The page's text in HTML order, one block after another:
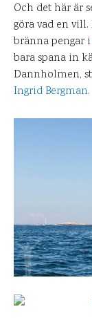
Och det här är
göra vad en
bränna pengar i
bara spana in
Dannholmen,
Ingrid Bergman.